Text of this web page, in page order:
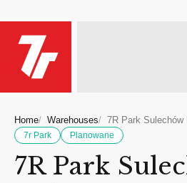
Home Warehouses 7R Park Sulechów I
7r Park Planowane
7R Park